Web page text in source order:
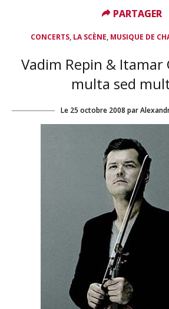
CONCERTS, LA SCÈNE, MUSIQUE DE
Vadim Repin & Itamar
multa sed
Le 25 octobre 2008 par
PARTAGER
PARTAGER